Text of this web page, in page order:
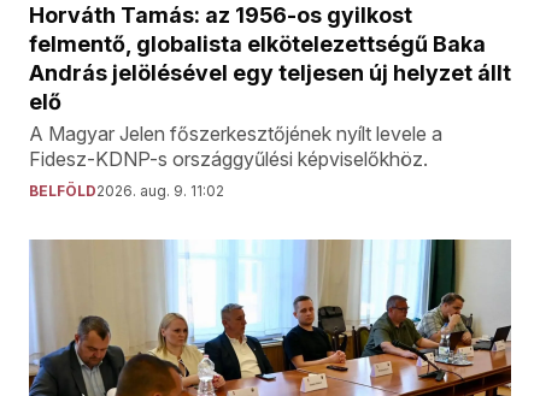
Horváth Tamás: az 1956-os gyilkost
felmentő, globalista elkötelezettségű Baka
András jelölésével egy teljesen új helyzet állt
elő
A Magyar Jelen főszerkesztőjének nyílt levele a
Fidesz-KDNP-s országgyűlési képviselőkhöz.
BELFÖLD2026. aug. 9. 11:02